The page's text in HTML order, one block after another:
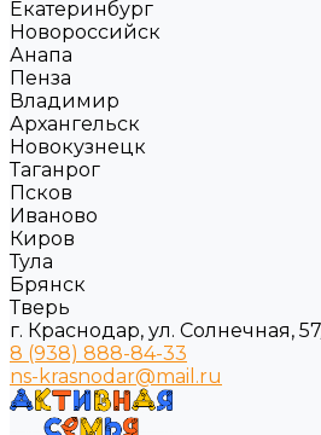
Екатеринбург
Новороссийск
Анапа
Пенза
Владимир
Архангельск
Новокузнецк
Таганрог
Псков
Иваново
Киров
Тула
Брянск
Тверь
г. Краснодар, ул. Солнечная,
8 (938) 888-84-33
ns-krasnodar@mail.ru